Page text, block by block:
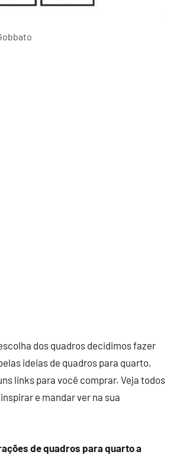
dos quadros decidimos fazer
ideias de quadros para quarto,
links para você comprar. Veja todos
e mandar ver na sua
de quadros para quarto a